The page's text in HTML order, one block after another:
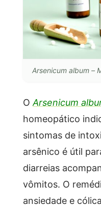
Arsenicum album –
OArsenicum
homeopático
sintomas de
arsênico é útil
diarreias
vômitos. O
ansiedade e